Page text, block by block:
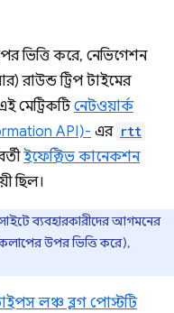
ভিত্তি করে, নেভিগেশন
রাউন্ড ট্রিপ টাইমের
মেট্রিকটিনেটওয়ার্ক
API)- এর rtt
ইফেক্টিভ কানেকশন
ছিল।
ব্যবহারকারীদের আগমনের
উপর ভিত্তি করে),
লঞ্চ ব্লগ পোস্টটি